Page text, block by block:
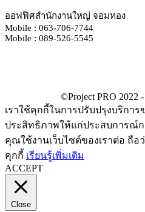
ออฟฟิศสำนักงานใหญ่ จอมทอง
Mobile : 063-706-7744
Mobile : 089-526-5545
เราใช้คุกกี้ในการปรับปรุงบริการ
ประสิทธิภาพให้แก่ประสบการณ์
คุณใช้งานเว็บไซต์ของเราต่อ ถื
คุกกี้ เรียนรู้เพิ่มเติม
ACCEPT
Close